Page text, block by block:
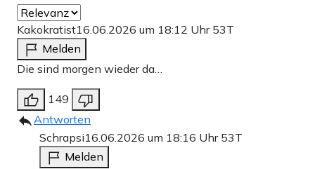
Kakokratist16.06.2026 um 18:12 Uhr 53T
Melden
Die sind morgen wieder da…
149
Antworten
Schrapsi16.06.2026 um 18:16 Uhr 53T
Melden